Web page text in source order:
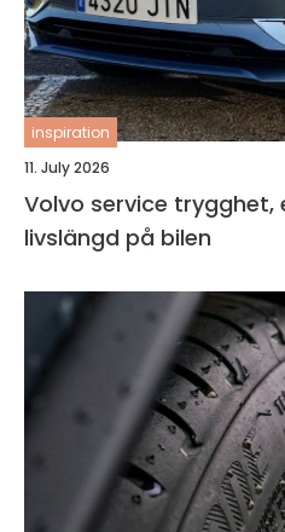
inspiration
11. July 2026
Volvo service trygghet, ekonomi och längre
livslängd på bilen